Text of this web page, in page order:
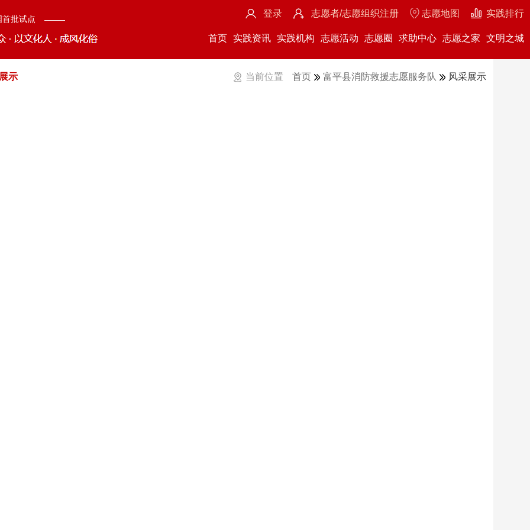
首批试点
登录 志愿者/志愿组织注册 志愿地图 实践排行
首页 实践资讯 实践机构 志愿活动 志愿圈 求助中心 志愿之家 文明之城
示 当前位置 首页 富平县消防救援志愿服务队 风采展示